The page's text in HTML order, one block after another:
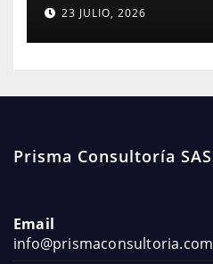
23 JULIO, 2026
Prisma Consultoría SAS
Email
info@prismaconsultoria.com